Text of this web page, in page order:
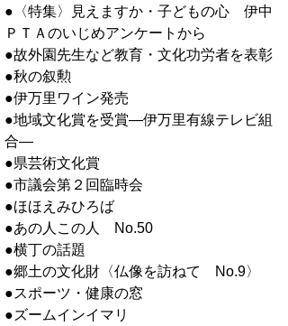
●〈特集〉見えますか・子どもの心 伊中
ＰＴＡのいじめアンケートから
●故外園先生など教育・文化功労者を表彰
●秋の叙勲
●伊万里ワイン発売
●地域文化賞を受賞―伊万里有線テレビ組
合―
●県芸術文化賞
●市議会第２回臨時会
●ほほえみひろば
●あの人この人 No.50
●横丁の話題
●郷土の文化財〈仏像を訪ねて No.9〉
●スポーツ・健康の窓
●ズームインイマリ